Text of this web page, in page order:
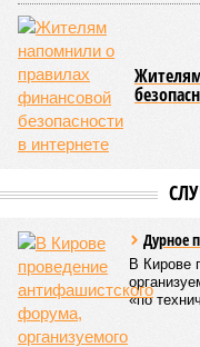
Дурное
В Кирове
«по